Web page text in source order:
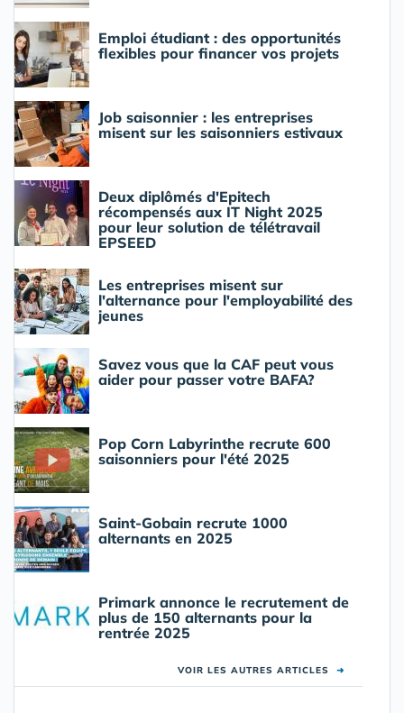
Emploi étudiant : des opportunités
flexibles pour financer vos projets
Job saisonnier : les entreprises
misent sur les saisonniers estivaux
Deux diplômés d'Epitech
récompensés aux IT Night 2025
pour leur solution de télétravail
EPSEED
Les entreprises misent sur
l'alternance pour l'employabilité des
jeunes
Savez vous que la CAF peut vous
aider pour passer votre BAFA?
Pop Corn Labyrinthe recrute 600
saisonniers pour l'été 2025
Saint-Gobain recrute 1000
alternants en 2025
Primark annonce le recrutement de
plus de 150 alternants pour la
rentrée 2025
VOIR LES AUTRES ARTICLES ➜